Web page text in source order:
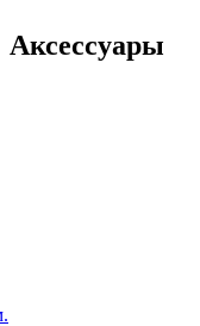
Аксессуары